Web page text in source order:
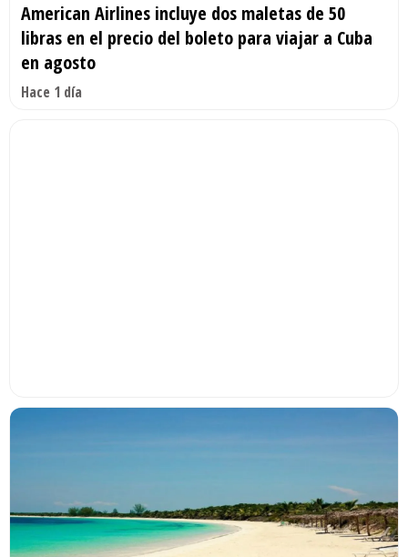
American Airlines incluye dos maletas de 50
libras en el precio del boleto para viajar a Cuba
en agosto
Hace 1 día